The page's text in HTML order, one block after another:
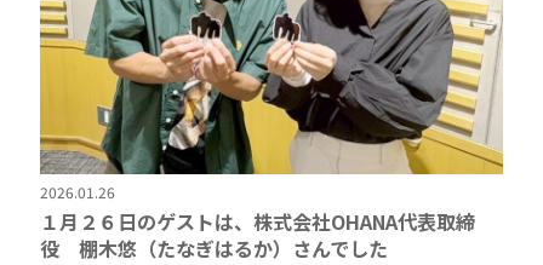
2026.01.26
１月２６日のゲストは、株式会社OHANA代表取締
役 棚木悠（たなぎはるか）さんでした